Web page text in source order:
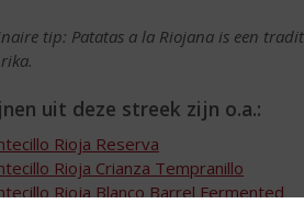
tip: Patatas a la Riojana is een
uit deze streek zijn o.a.:
Rioja Reserva
Rioja Crianza Tempranillo
Rioja Blanco Barrel Fermented